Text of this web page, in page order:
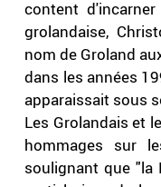
content
grolandaise,
nom de Groland
dans les années
apparaissait sous
Les Grolandais et
hommages sur
soulignant que "la